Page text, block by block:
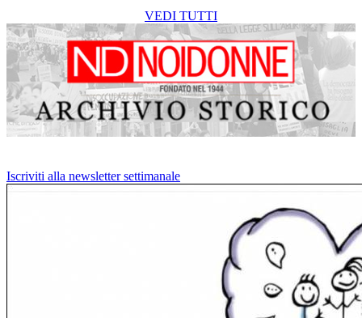
VEDI TUTTI
Iscriviti alla newsletter settimanale